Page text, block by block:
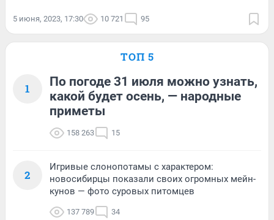
5 июня, 2023, 17:30 10 721 95
ТОП 5
1
По погоде 31 июля можно узнать,
какой будет осень, — народные
приметы
158 263 15
2
Игривые слонопотамы с характером:
новосибирцы показали своих огромных мейн-
кунов — фото суровых питомцев
137 789 34